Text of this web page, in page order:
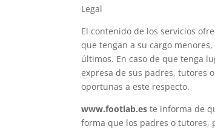
Legal
El contenido de los servicios
que tengan a su cargo
últimos. En caso de que tenga
expresa de sus padres, tutores
oportunas a este respecto.
www.footlab.es te informa de
forma que los padres o tutores,